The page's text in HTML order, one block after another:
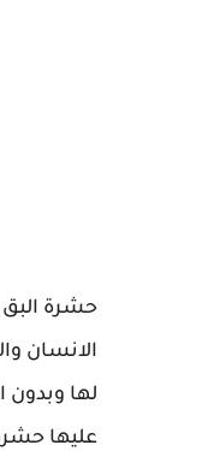
حشرة البق
الانسان
لها
عليها